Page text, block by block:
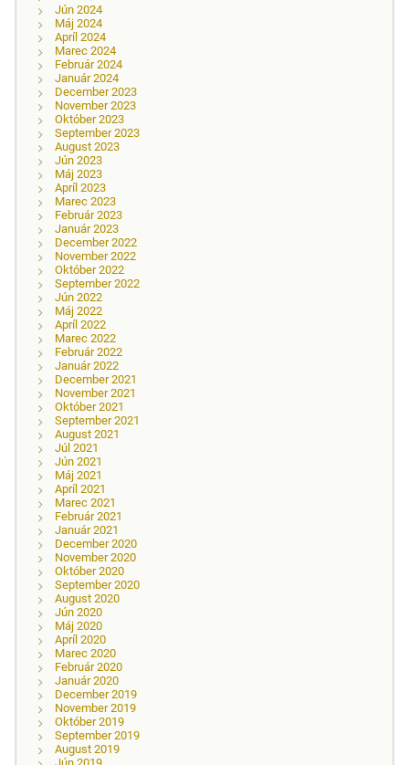
Jún 2024
Máj 2024
Apríl 2024
Marec 2024
Február 2024
Január 2024
December 2023
November 2023
Október 2023
September 2023
August 2023
Jún 2023
Máj 2023
Apríl 2023
Marec 2023
Február 2023
Január 2023
December 2022
November 2022
Október 2022
September 2022
Jún 2022
Máj 2022
Apríl 2022
Marec 2022
Február 2022
Január 2022
December 2021
November 2021
Október 2021
September 2021
August 2021
Júl 2021
Jún 2021
Máj 2021
Apríl 2021
Marec 2021
Február 2021
Január 2021
December 2020
November 2020
Október 2020
September 2020
August 2020
Jún 2020
Máj 2020
Apríl 2020
Marec 2020
Február 2020
Január 2020
December 2019
November 2019
Október 2019
September 2019
August 2019